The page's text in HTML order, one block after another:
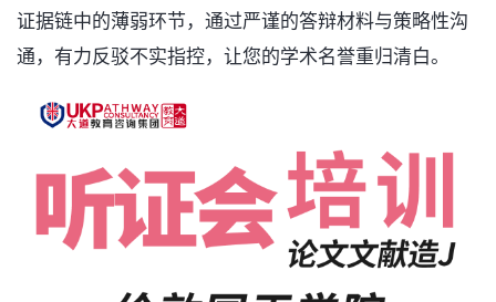
证据链中的薄弱环节，通过严谨的答辩材料与策略性沟
通，有力反驳不实指控，让您的学术名誉重归清白。